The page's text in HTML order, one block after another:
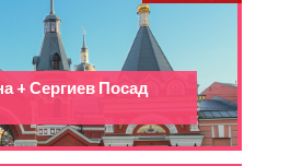
+ Сергиев Посад